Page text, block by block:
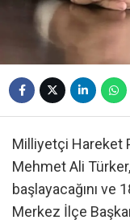
Milliyetçi Hareket
Mehmet Ali
başlayacağını ve
Merkez İlçe